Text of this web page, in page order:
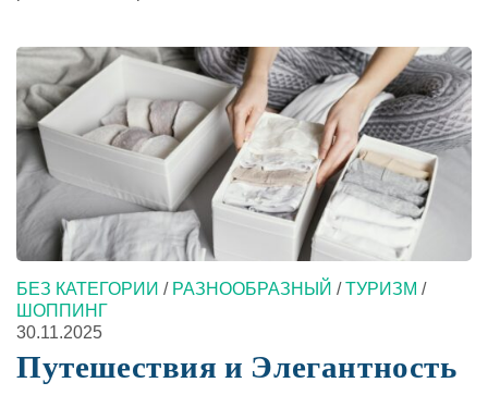
БЕЗ КАТЕГОРИИ / РАЗНООБРАЗНЫЙ /ТУРИЗМ /
ШОППИНГ
30.11.2025
Путешествия и Элегантность